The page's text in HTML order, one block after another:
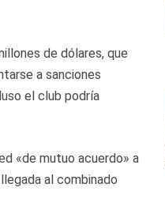
de dólares, que
a sanciones
el club podría
«de mutuo acuerdo» a
al combinado